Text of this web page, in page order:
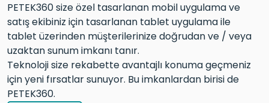
PETEK360 size özel tasarlanan mobil uygulama ve
satış ekibiniz için tasarlanan tablet uygulama ile
tablet üzerinden müşterilerinize doğrudan ve / veya
uzaktan sunum imkanı tanır.
Teknoloji size rekabette avantajlı konuma geçmeniz
için yeni fırsatlar sunuyor. Bu imkanlardan birisi de
PETEK360.